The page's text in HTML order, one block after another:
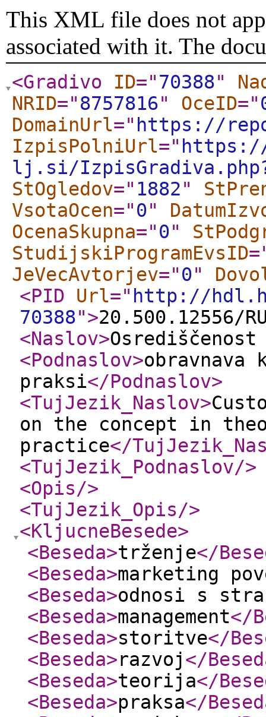
This XML file does not
associated with it. The
<Gradivo ID="70388"
NRID="8757816" OceID="
DomainUrl=" https://
IzpisPolniUrl="
lj.si/
StOgledov=" 1882"
VsotaOcen="0"
OcenaSkupna="0"
StudijskiProgramEvsID
JeVecAvtorjev="0"
<PID
Url=" http://
70388">20.500.12556/
<Naslov>
<Podnaslov>
praksi</Podnaslov>
<TujJezik_Naslov>
on the concept in
practice</
<TujJezik_Podnaslov/>
<Opis/>
<TujJezik_Opis/>
<KljucneBesede>
<Beseda>trženje</
<Beseda>marketing
<Beseda>odnosi s
<Beseda>management</
<Beseda>storitve</
<Beseda>razvoj</
<Beseda>teorija</
<Beseda>praksa</